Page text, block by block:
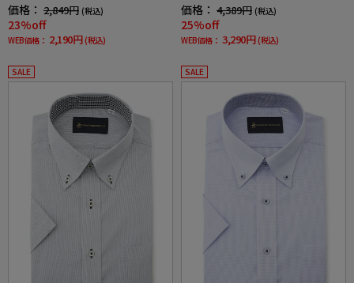
価格： 2,849円 (税込)
23%off
WEB価格： 2,190円 (税込)
価格： 4,389円 (税込)
25%off
WEB価格： 3,290円 (税込)
SALE SALE